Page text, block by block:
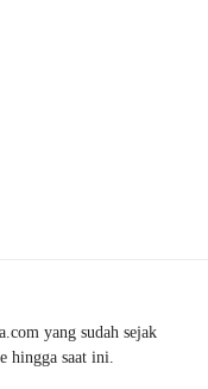
yang sudah sejak
hingga saat ini.